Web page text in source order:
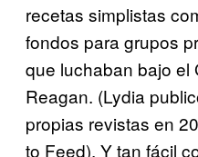
recetas simplistas
fondos para grupos
que luchaban bajo el
Reagan. (Lydia
propias revistas en
to Feed). Y tan fácil